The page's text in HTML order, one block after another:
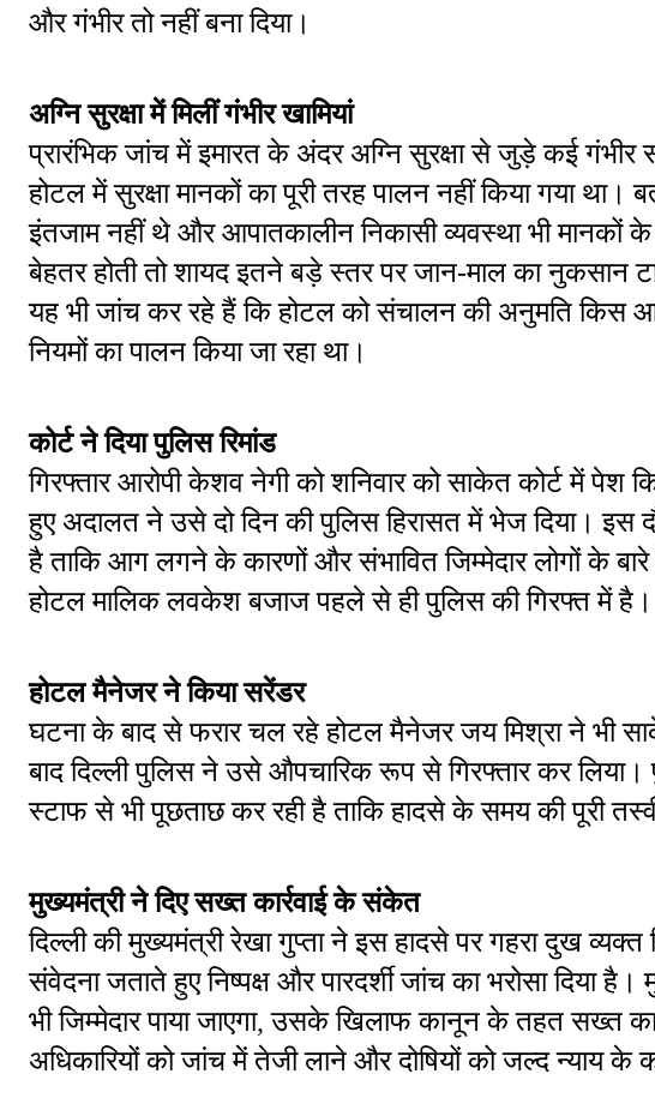
और गंभीर तो नहीं बना दिया।
अग्नि सुरक्षा में मिलीं गंभीर खामियां
प्रारंभिक जांच में इमारत के अंदर अग्नि सुरक्षा से जुड़े कई
होटल में सुरक्षा मानकों का पूरी तरह पालन नहीं किया गया था।
इंतजाम नहीं थे और आपातकालीन निकासी व्यवस्था भी मानकों
बेहतर होती तो शायद इतने बड़े स्तर पर जान-माल का नुकसान
यह भी जांच कर रहे हैं कि होटल को संचालन की अनुमति किस
नियमों का पालन किया जा रहा था।
कोर्ट ने दिया पुलिस रिमांड
गिरफ्तार आरोपी केशव नेगी को शनिवार को साकेत कोर्ट में पेश
हुए अदालत ने उसे दो दिन की पुलिस हिरासत में भेज दिया। इस
है ताकि आग लगने के कारणों और संभावित जिम्मेदार लोगों के
होटल मालिक लवकेश बजाज पहले से ही पुलिस की गिरफ्त में है।
होटल मैनेजर ने किया सरेंडर
घटना के बाद से फरार चल रहे होटल मैनेजर जय मिश्रा ने भी
बाद दिल्ली पुलिस ने उसे औपचारिक रूप से गिरफ्तार कर
स्टाफ से भी पूछताछ कर रही है ताकि हादसे के समय की पूरी
मुख्यमंत्री ने दिए सख्त कार्रवाई के संकेत
दिल्ली की मुख्यमंत्री रेखा गुप्ता ने इस हादसे पर गहरा दुख व्यक्त
संवेदना जताते हुए निष्पक्ष और पारदर्शी जांच का भरोसा दिया
भी जिम्मेदार पाया जाएगा, उसके खिलाफ कानून के तहत सख्त
अधिकारियों को जांच में तेजी लाने और दोषियों को जल्द न्याय के